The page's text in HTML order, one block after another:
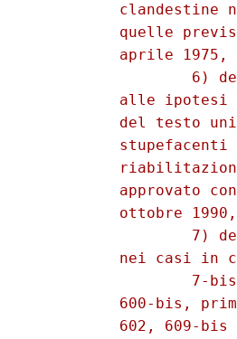
clandestine
quelle
aprile 1975,
6)
alle ipotesi
del testo
stupefacenti
approvato
ottobre
7)
nei casi in
7-
600-bis,
602, 609-bis